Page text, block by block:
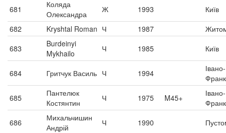
681
Коляда
Олександра
Ж 1993
Київ
682
Kryshtal Roman Ч 1987
683
Burdeinyi
Mykhailo
Ч 1985 Київ
684 Гритчук Василь Ч 1994
Івано-
685
Пантелюк
Костянтин
Ч 1975 M45+
Івано-
686
Михальчишин
Андрій
Ч 1990